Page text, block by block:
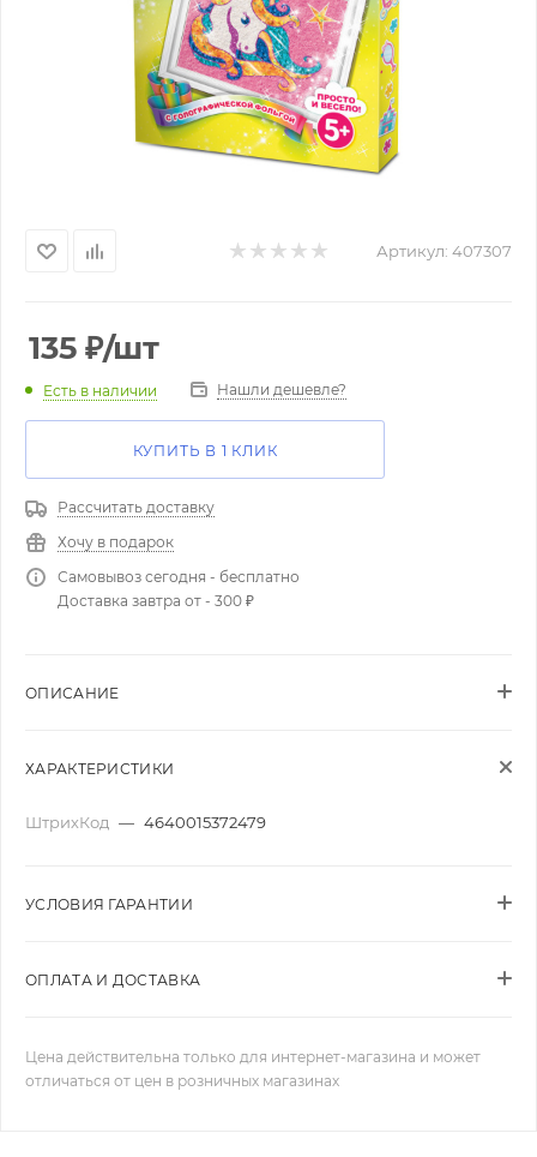
Артикул: 407307
135 ₽/шт
Есть в наличии Нашли дешевле?
КУПИТЬ В 1 КЛИК
Рассчитать доставку
Хочу в подарок
Самовывоз сегодня - бесплатно
Доставка завтра от - 300 ₽
ОПИСАНИЕ
ХАРАКТЕРИСТИКИ
ШтрихКод — 4640015372479
УСЛОВИЯ ГАРАНТИИ
ОПЛАТА И ДОСТАВКА
Цена действительна только для интернет-магазина и может
отличаться от цен в розничных магазинах